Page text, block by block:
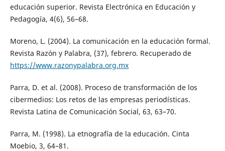
educación superior. Revista Electrónica en Educación y
Pedagogía, 4(6), 56–68.
Moreno, L. (2004). La comunicación en la educación formal.
Revista Razón y Palabra, (37), febrero. Recuperado de
https://www.razonypalabra.org.mx
Parra, D. et al. (2008). Proceso de transformación de los
cibermedios: Los retos de las empresas periodísticas.
Revista Latina de Comunicación Social, 63, 63–70.
Parra, M. (1998). La etnografía de la educación. Cinta
Moebio, 3, 64–81.